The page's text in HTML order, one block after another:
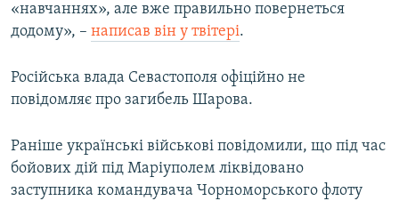
«навчаннях», але вже правильно повернеться
додому», – написав він у твітері.
Російська влада Севастополя офіційно не
повідомляє про загибель Шарова.
Раніше українські військові повідомили, що під час
бойових дій під Маріуполем ліквідовано
заступника командувача Чорноморського флоту